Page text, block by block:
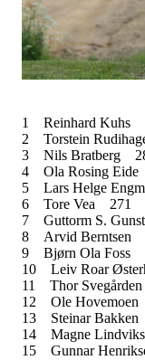
1 Reinhard Kuhs
2
Torstein
3
Nils Bratberg
4
Ola Rosing Eide
5
Lars Helge
6
Tore Vea 271
7
Guttorm S.
8
Arvid Berntsen
9
Bjørn Ola Foss
10
Leiv Roar
11
Thor Svegården
12
Ole Hovemoen
13
Steinar Bakken
14
Magne
15
Gunnar